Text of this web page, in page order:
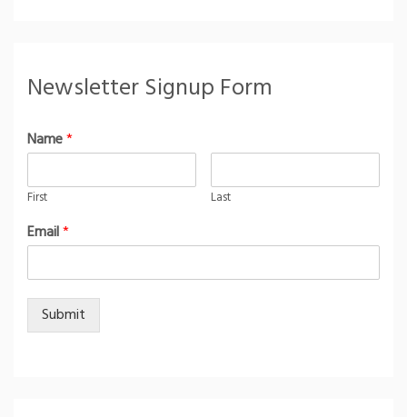
Newsletter Signup Form
Name*
First Last
Email*
Submit